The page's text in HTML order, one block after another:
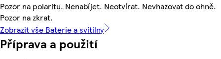
Pozor na polaritu. Nenabíjet. Neotvírat. Nevhazovat do ohně.
Pozor na zkrat.
Zobrazit vše Baterie a svítilny
Příprava a použití